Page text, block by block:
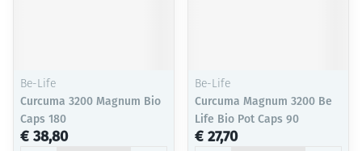
Be-Life
Curcuma 3200 Magnum Bio
Caps 180
€ 38,80
Be-Life
Curcuma Magnum 3200 Be
Life Bio Pot Caps 90
€ 27,70